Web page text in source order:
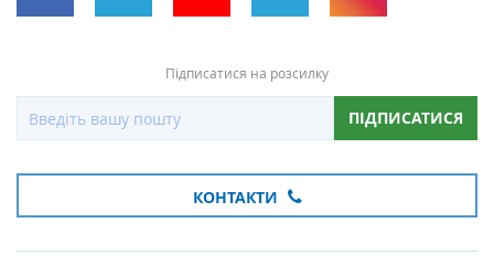
Підписатися на розсилку
ПІДПИСАТИСЯ
КОНТАКТИ